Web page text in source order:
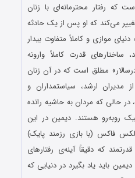
که رفتار محترمانه‌ای با زنان
می‌کند که او پس از یک حادثه
موازی و کاملاً متفاوت بیدار
قدرت کاملاً وارونه
مطلق است که در آن زنان
مدیران ارشد، سیاستمداران و
حالی که مردان به حاشیه رانده
روبه‌رو هستند. دیمین در این
فاکس (با بازی رزمند پایک)
که دقیقاً آینه‌ی رفتارهای
باید یاد بگیرد در دنیایی که